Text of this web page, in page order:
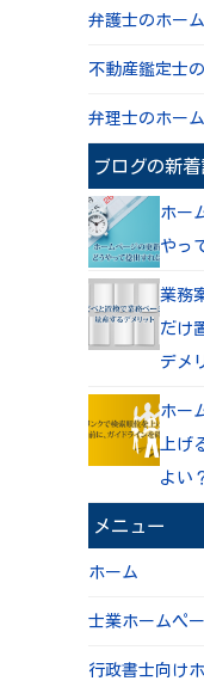
弁護士のホー
不動産鑑定士
弁理士のホー
ブログの新
ホー
やっ
業務
だけ
デメ
ホー
上げ
よい
メニュー
ホーム
士業ホームペ
行政書士向け